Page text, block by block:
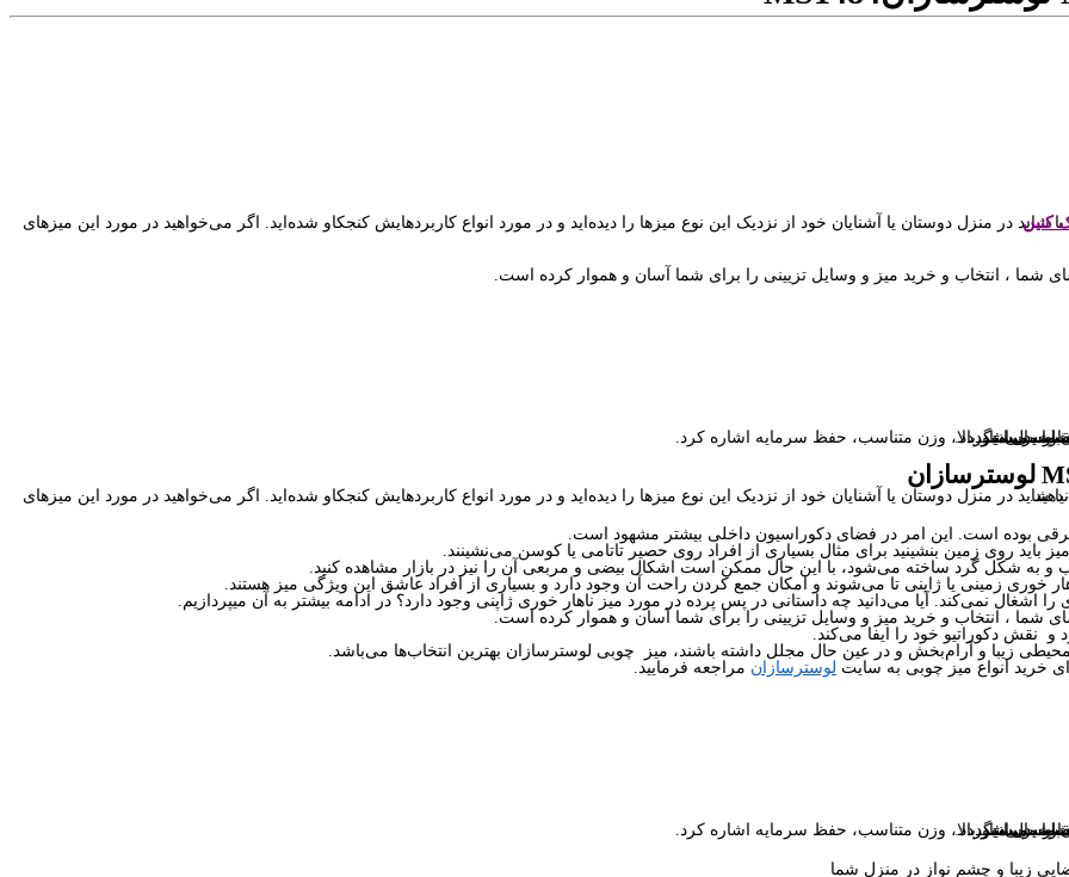
کنین.
شما ، انتخاب و خرید میز و وسایل تزیینی را برای شما آسان و هموار کرده است.
می‌باشد.
ست می‌شود.
بسیار بالا، وزن متناسب، حفظ سرمایه اشاره کرد.
برساند.
ارسال میگردد.
از دست ندهید.
بوده است. این امر در فضای دکوراسیون داخلی بیشتر مشهود است.
روی زمین بنشینید برای مثال بسیاری از افراد روی حصیر تاتامی یا کوسن می‌نشینند.
خوری زمینی یا ژاپنی تا می‌شوند و امکان جمع کردن راحت آن وجود دارد و بسیاری از افراد عاشق این ویژگی میز هستند.
نمی‌کند. آیا می‌دانید چه داستانی در پس پرده در مورد میز ناهار خوری ژاپنی وجود دارد؟ در ادامه بیشتر به آن میپردازیم.
شما ، انتخاب و خرید میز و وسایل تزیینی را برای شما آسان و هموار کرده است.
و نقش دکوراتیو خود را ایفا می‌کند.
زیبا و آرام‌بخش و در عین حال مجلل داشته باشند، میز چوبی لوسترسازان بهترین انتخاب‌ها می‌باشد.
خرید انواع میز چوبی به سایت لوسترسازان مراجعه فرمایید.
می‌باشد.
ست می‌شود.
بسیار بالا، وزن متناسب، حفظ سرمایه اشاره کرد.
برساند.
ارسال میگردد.
زیبا و چشم نواز در منزل شما